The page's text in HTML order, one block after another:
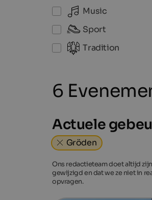
Music
Sport
Tradition
6
Actuele
Gröden
Ons redactieteam doet altijd
gewijzigd en dat we ze niet in
opvragen.